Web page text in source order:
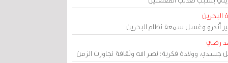
البحرين
أندرو وغسل سمعة نظام البحرين
رضي
جسدي، وولادة فكرية: نصر الله وثقافة تجاوزت الزمن